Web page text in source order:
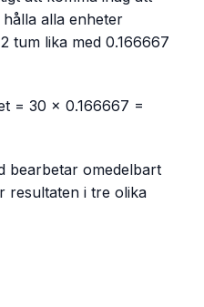
alla enheter
tum lika med 0.166667
= 30 × 0.166667 =
bearbetar omedelbart
resultaten i tre olika